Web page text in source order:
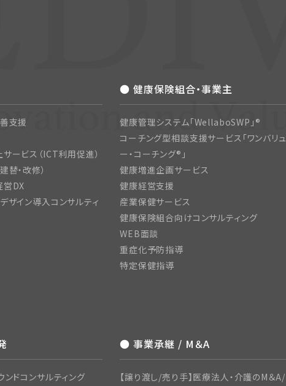
支援
ービス（ICT利用促進）
替・改修）
営DX
ザイン導入コンサルティ
● 健康保険組合・事業主
健康管理システム「WellaboSWP」®
コーチング型相談支援サービス「ワンバリュ
ー・コーチング®」
健康増進企画サービス
健康経営支援
産業保健サービス
健康保険組合向けコンサルティング
WEB面談
重症化予防指導
特定保健指導
ンドコンサルティング
● 事業承継 / M＆A
【譲り渡し/売り手】医療法人・介護のM＆A/